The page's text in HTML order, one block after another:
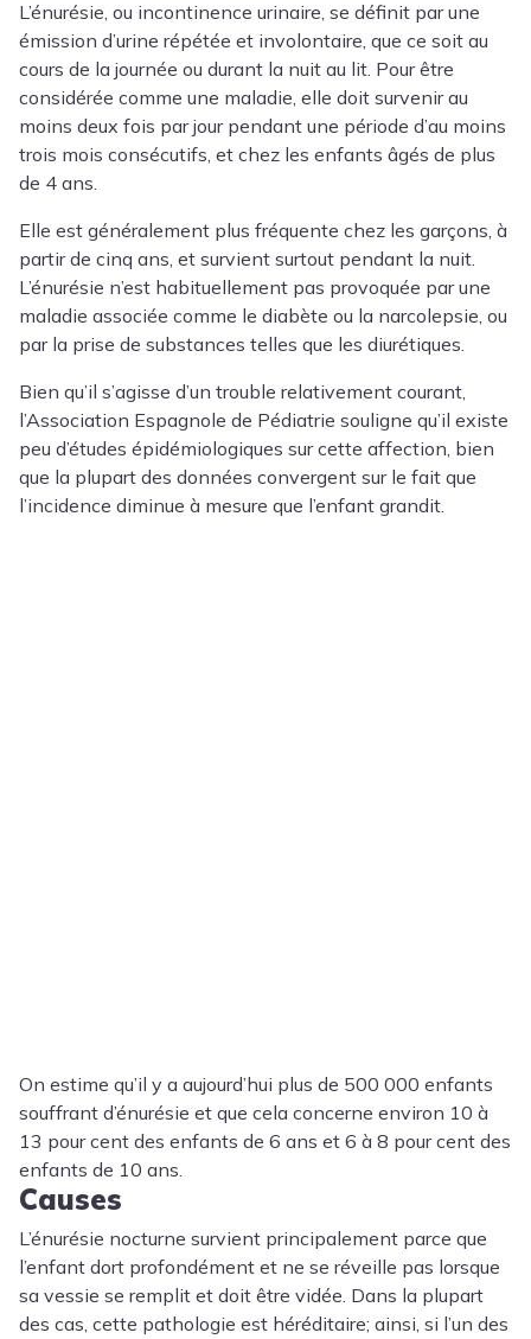
L’énurésie, ou incontinence urinaire, se définit par une
émission d’urine répétée et involontaire, que ce soit au
cours de la journée ou durant la nuit au lit. Pour être
considérée comme une maladie, elle doit survenir au
moins deux fois par jour pendant une période d’au moins
trois mois consécutifs, et chez les enfants âgés de plus
de 4 ans.
Elle est généralement plus fréquente chez les garçons, à
partir de cinq ans, et survient surtout pendant la nuit.
L’énurésie n’est habituellement pas provoquée par une
maladie associée comme le diabète ou la narcolepsie, ou
par la prise de substances telles que les diurétiques.
Bien qu’il s’agisse d’un trouble relativement courant,
l’Association Espagnole de Pédiatrie souligne qu’il existe
peu d’études épidémiologiques sur cette affection, bien
que la plupart des données convergent sur le fait que
l’incidence diminue à mesure que l’enfant grandit.
On estime qu’il y a aujourd’hui plus de 500 000 enfants
souffrant d’énurésie et que cela concerne environ 10 à
13 pour cent des enfants de 6 ans et 6 à 8 pour cent des
enfants de 10 ans.
Causes
L’énurésie nocturne survient principalement parce que
l’enfant dort profondément et ne se réveille pas lorsque
sa vessie se remplit et doit être vidée. Dans la plupart
des cas, cette pathologie est héréditaire; ainsi, si l’un des